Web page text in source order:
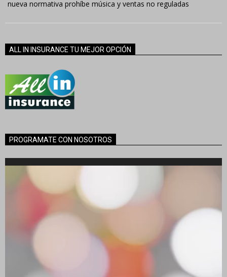
nueva normativa prohíbe música y ventas no reguladas
ALL IN INSURANCE TU MEJOR OPCIÓN
PROGRAMATE CON NOSOTROS
Reproductor